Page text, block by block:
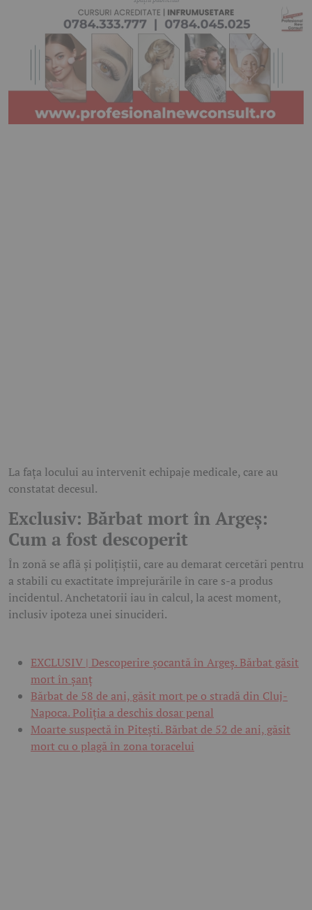
La fața locului au intervenit echipaje medicale, care au
constatat decesul.
Exclusiv: Bărbat mort în Argeș:
Cum a fost descoperit
În zonă se află și polițiștii, care au demarat cercetări pentru
a stabili cu exactitate împrejurările în care s-a produs
incidentul. Anchetatorii iau în calcul, la acest moment,
inclusiv ipoteza unei sinucideri.
EXCLUSIV | Descoperire șocantă în Argeș. Bărbat găsit
mort în șanț
Bărbat de 58 de ani, găsit mort pe o stradă din Cluj-
Napoca. Poliția a deschis dosar penal
Moarte suspectă în Pitești. Bărbat de 52 de ani, găsit
mort cu o plagă în zona toracelui